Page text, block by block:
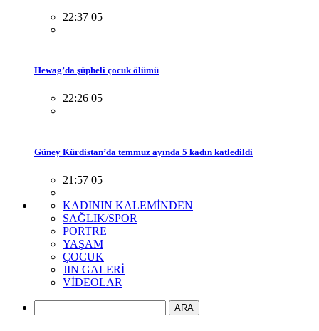
22:37 05
Hewag’da şüpheli çocuk ölümü
22:26 05
Güney Kürdistan’da temmuz ayında 5 kadın katledildi
21:57 05
KADININ KALEMİNDEN
SAĞLIK/SPOR
PORTRE
YAŞAM
ÇOCUK
JIN GALERİ
VİDEOLAR
ARA